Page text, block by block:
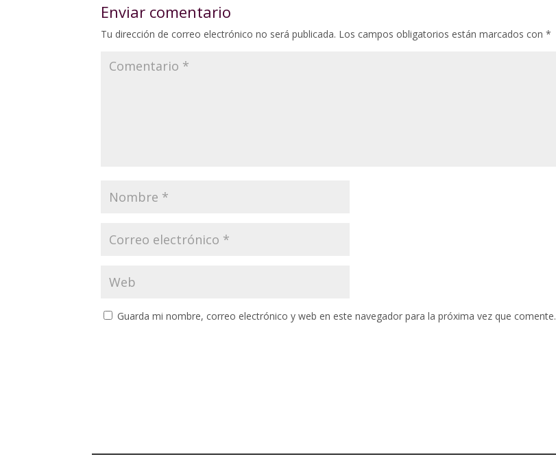
Enviar comentario
Tu dirección de correo electrónico no será publicada. Los campos obligatorios están marcados con *
Guarda mi nombre, correo electrónico y web en este navegador para la próxima vez que comente.